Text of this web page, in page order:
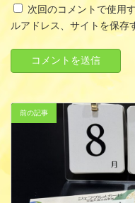
次回のコメントで使用
ルアドレス、サイトを保存
前の記事